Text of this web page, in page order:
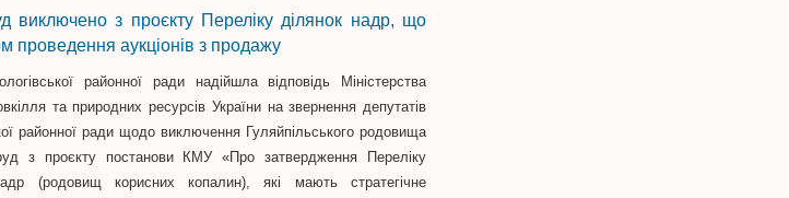
виключено з проєкту Переліку ділянок надр, що
проведення аукціонів з продажу
районної ради надійшла відповідь Міністерства
та природних ресурсів України на звернення депутатів
районної ради щодо виключення Гуляйпільського родовища
з проєкту постанови КМУ «Про затвердження Переліку
(родовищ корисних копалин), які мають стратегічне